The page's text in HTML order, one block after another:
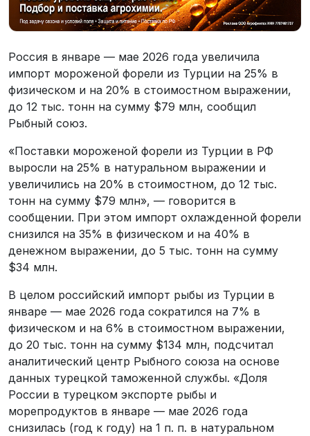
Россия в январе — мае 2026 года увеличила
импорт мороженой форели из Турции на 25% в
физическом и на 20% в стоимостном выражении,
до 12 тыс. тонн на сумму $79 млн, сообщил
Рыбный союз.
«Поставки мороженой форели из Турции в РФ
выросли на 25% в натуральном выражении и
увеличились на 20% в стоимостном, до 12 тыс.
тонн на сумму $79 млн», — говорится в
сообщении. При этом импорт охлажденной форели
снизился на 35% в физическом и на 40% в
денежном выражении, до 5 тыс. тонн на сумму
$34 млн.
В целом российский импорт рыбы из Турции в
январе — мае 2026 года сократился на 7% в
физическом и на 6% в стоимостном выражении,
до 20 тыс. тонн на сумму $134 млн, подсчитал
аналитический центр Рыбного союза на основе
данных турецкой таможенной службы. «Доля
России в турецком экспорте рыбы и
морепродуктов в январе — мае 2026 года
снизилась (год к году) на 1 п. п. в натуральном